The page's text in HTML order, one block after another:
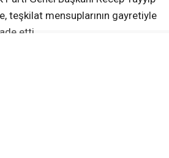
teşkilat mensuplarının gayretiyle
etti.